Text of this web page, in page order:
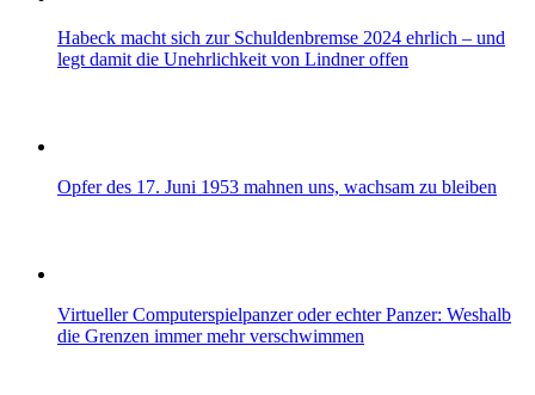
Habeck macht sich zur Schuldenbremse 2024 ehrlich – und
legt damit die Unehrlichkeit von Lindner offen
Opfer des 17. Juni 1953 mahnen uns, wachsam zu bleiben
Virtueller Computerspielpanzer oder echter Panzer: Weshalb
die Grenzen immer mehr verschwimmen